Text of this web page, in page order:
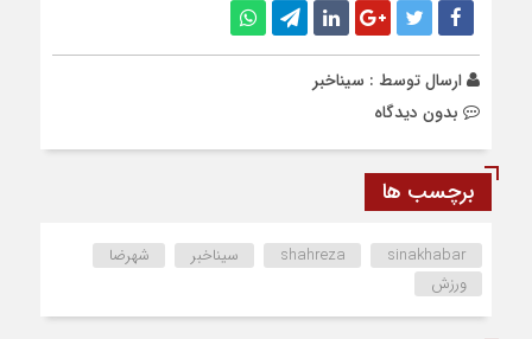
ارسال توسط : سیناخبر
بدون دیدگاه
برچسب ها
shahreza sinakhabar سیناخبر
شهرضا
ورزش